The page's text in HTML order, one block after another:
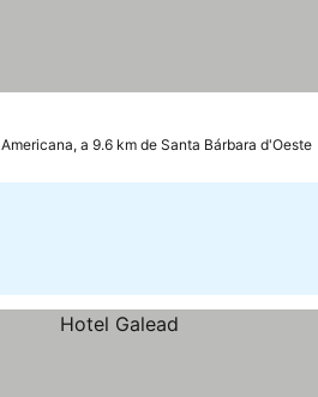
Americana, a 9.6 km de Santa Bárbara d'Oeste